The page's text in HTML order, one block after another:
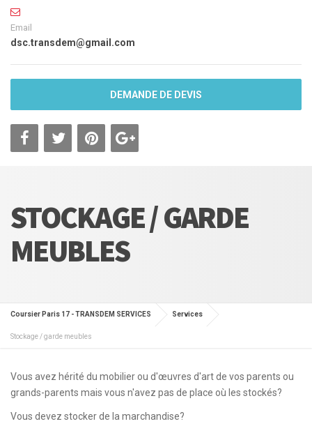
Email
dsc.transdem@gmail.com
DEMANDE DE DEVIS
STOCKAGE / GARDE
MEUBLES
Coursier Paris 17 - TRANSDEM SERVICES Services
Stockage / garde meubles
Vous avez hérité du mobilier ou d'œuvres d'art de vos parents ou
grands-parents mais vous n'avez pas de place où les stockés?
Vous devez stocker de la marchandise?